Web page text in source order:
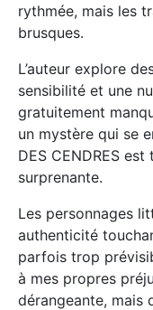
rythmée, mais les
brusques.
L’auteur explore
sensibilité et une
gratuitement
un mystère qui se
DES CENDRES
surprenante.
Les personnages
authenticité
parfois trop
à mes propres
dérangeante, mais